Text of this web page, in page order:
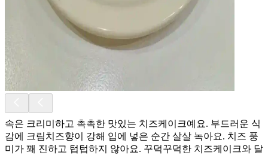
속은 크리미하고 촉촉한 맛있는 치즈케이크예요. 부드러운 식
감에 크림치즈향이 강해 입에 넣은 순간 살살 녹아요. 치즈 풍
미가 꽤 진하고 텁텁하지 않아요. 꾸덕꾸덕한 치즈케이크와 달